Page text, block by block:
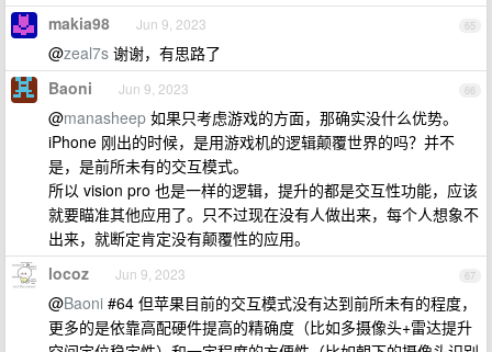
65
makia98 Jun 9, 2023
@zeal7s 谢谢，有思路了
66
Baoni Jun 9, 2023
@manasheep 如果只考虑游戏的方面，那确实没什么优势。
iPhone 刚出的时候，是用游戏机的逻辑颠覆世界的吗？并不
是，是前所未有的交互模式。
所以 vision pro 也是一样的逻辑，提升的都是交互性功能，应该
就要瞄准其他应用了。只不过现在没有人做出来，每个人想象不
出来，就断定肯定没有颠覆性的应用。
67
locoz Jun 9, 2023
@Baoni #64 但苹果目前的交互模式没有达到前所未有的程度，
更多的是依靠高配硬件提高的精确度（比如多摄像头+雷达提升